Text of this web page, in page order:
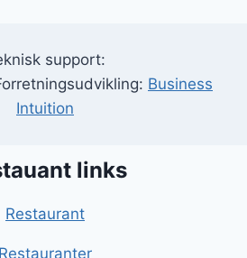
support:
Business
Intuition
links
Restaurant
Restauranter